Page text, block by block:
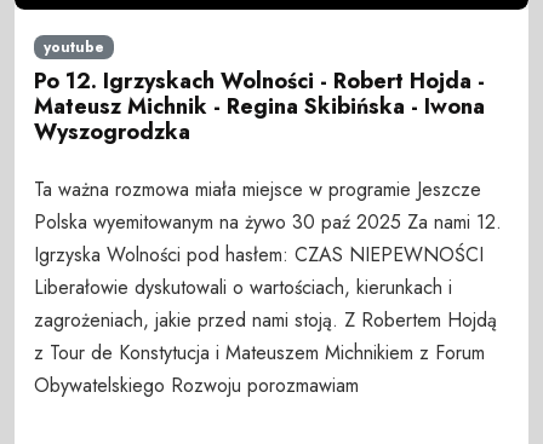
youtube
Po 12. Igrzyskach Wolności - Robert Hojda -
Mateusz Michnik - Regina Skibińska - Iwona
Wyszogrodzka
Ta ważna rozmowa miała miejsce w programie Jeszcze
Polska wyemitowanym na żywo 30 paź 2025 Za nami 12.
Igrzyska Wolności pod hasłem: CZAS NIEPEWNOŚCI
Liberałowie dyskutowali o wartościach, kierunkach i
zagrożeniach, jakie przed nami stoją. Z Robertem Hojdą
z Tour de Konstytucja i Mateuszem Michnikiem z Forum
Obywatelskiego Rozwoju porozmawiam